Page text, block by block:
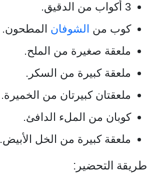
3 أكواب من الدقيق.
كوب من الشوفان المطحون.
ملعقة صغيرة من الملح.
ملعقة كبيرة من السكر.
ملعقتان كبيرتان من الخميرة.
كوبان من الملء الدافئ.
ملعقة كبيرة من الخل الأبيض.
طريقة التحضير: